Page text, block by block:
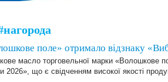
поле» отримало відзнаку
масло торговельної марки «Волошкове
2026», що є свідченням високої якості